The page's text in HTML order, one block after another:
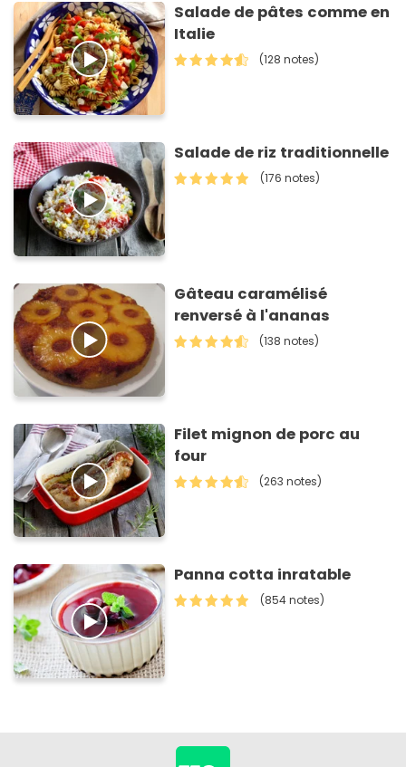
Salade de pâtes comme en
Italie
(128 notes)
Salade de riz traditionnelle
(176 notes)
Gâteau caramélisé
renversé à l'ananas
(138 notes)
Filet mignon de porc au
four
(263 notes)
Panna cotta inratable
(854 notes)